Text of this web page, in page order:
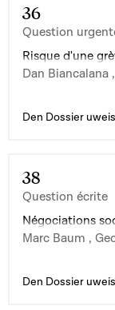
36
Question
Risque d'une
Dan Biancalana
Den Dossier
38
Question écrite
Négociations
Marc Baum ,
Den Dossier